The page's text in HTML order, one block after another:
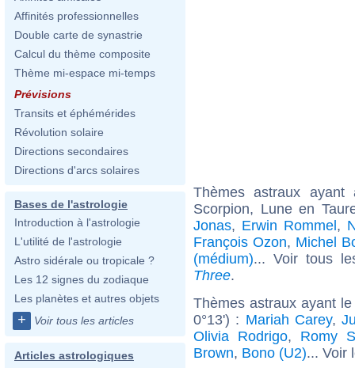
Affinités professionnelles
Double carte de synastrie
Calcul du thème composite
Thème mi-espace mi-temps
Prévisions
Transits et éphémérides
Révolution solaire
Directions secondaires
Directions d'arcs solaires
Bases de l'astrologie
Introduction à l'astrologie
L'utilité de l'astrologie
Astro sidérale ou tropicale ?
Les 12 signes du zodiaque
Les planètes et autres objets
+ Voir tous les articles
Articles astrologiques
Thèmes astraux
Scorpion, Lune en
Jonas, Erwin Rommel,
François Ozon, Michel
(médium)... Voir tous
Three.
Thèmes astraux ayant
0°13') : Mariah Carey,
Olivia Rodrigo, Romy
Brown, Bono (U2)... Voir